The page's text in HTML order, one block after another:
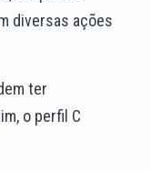
diversas ações
ter
o perfil C